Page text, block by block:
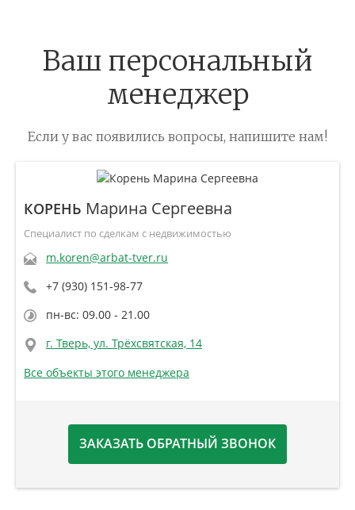
Ваш персональный
менеджер
Если у вас появились вопросы, напишите нам!
КОРЕНЬ Марина Сергеевна
Специалист по сделкам с недвижимостью
m.koren@arbat-tver.ru
+7 (930) 151-98-77
пн-вс: 09.00 - 21.00
г. Тверь, ул. Трёхсвятская, 14
Все объекты этого менеджера
ЗАКАЗАТЬ ОБРАТНЫЙ ЗВОНОК